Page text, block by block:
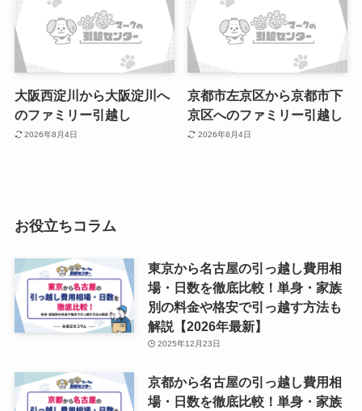
大阪西淀川から大阪淀川へ
のファミリー引越し
2026年8月4日
京都市左京区から京都市下
京区へのファミリー引越し
2026年8月4日
お役立ちコラム
東京から名古屋の引っ越し費用相
場・日数を徹底比較！単身・家族
別の料金や格安で引っ越す方法も
解説【2026年最新】
2025年12月23日
京都から名古屋の引っ越し費用相
場・日数を徹底比較！単身・家族